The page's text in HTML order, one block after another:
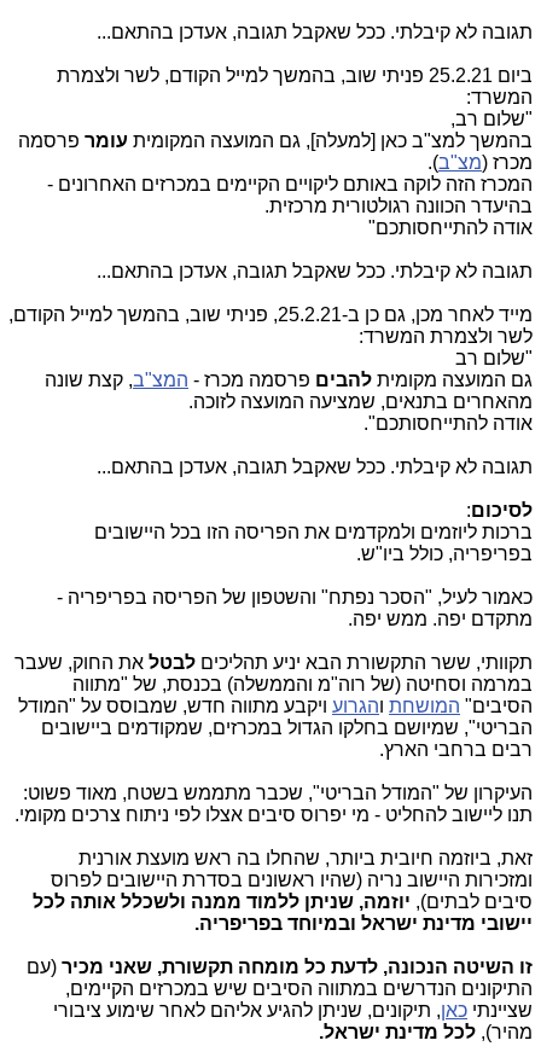
תגובה לא קיבלתי. ככל שאקבל תגובה, אעדכן בהתאם...
ביום 25.2.21 פניתי שוב, בהמשך למייל הקודם, לשר ולצמרת
המשרד:
"שלום רב,
בהמשך למצ"ב כאן [למעלה], גם המועצה המקומית עומר פרסמה
מכרז (מצ"ב).
המכרז הזה לוקה באותם ליקויים הקיימים במכרזים האחרונים -
בהיעדר הכוונה רגולטורית מרכזית.
אודה להתייחסותכם"
תגובה לא קיבלתי. ככל שאקבל תגובה, אעדכן בהתאם...
מייד לאחר מכן, גם כן ב-25.2.21, פניתי שוב, בהמשך למייל הקודם,
לשר ולצמרת המשרד:
"שלום רב
גם המועצה מקומית להבים פרסמה מכרז - המצ"ב, קצת שונה
מהאחרים בתנאים, שמציעה המועצה לזוכה.
אודה להתייחסותכם".
תגובה לא קיבלתי. ככל שאקבל תגובה, אעדכן בהתאם...
לסיכום:
ברכות ליוזמים ולמקדמים את הפריסה הזו בכל היישובים
בפריפריה, כולל ביו"ש.
כאמור לעיל, "הסכר נפתח" והשטפון של הפריסה בפריפריה -
מתקדם יפה. ממש יפה.
תקוותי, ששר התקשורת הבא יניע תהליכים לבטל את החוק, שעבר
במרמה וסחיטה (של רוה"מ והממשלה) בכנסת, של "מתווה
הסיבים" המושחת והגרוע ויקבע מתווה חדש, שמבוסס על "המודל
הבריטי", שמיושם בחלקו הגדול במכרזים, שמקודמים ביישובים
רבים ברחבי הארץ.
העיקרון של "המודל הבריטי", שכבר מתממש בשטח, מאוד פשוט:
תנו ליישוב להחליט - מי יפרוס סיבים אצלו לפי ניתוח צרכים מקומי.
זאת, ביוזמה חיובית ביותר, שהחלו בה ראש מועצת אורנית
ומזכירות היישוב נריה (שהיו ראשונים בסדרת היישובים לפרוס
סיבים לבתים), יוזמה, שניתן ללמוד ממנה ולשכלל אותה לכל
יישובי מדינת ישראל ובמיוחד בפריפריה.
זו השיטה הנכונה, לדעת כל מומחה תקשורת, שאני מכיר (עם
התיקונים הנדרשים במתווה הסיבים שיש במכרזים הקיימים,
שציינתי כאן, תיקונים, שניתן להגיע אליהם לאחר שימוע ציבורי
מהיר), לכל מדינת ישראל.